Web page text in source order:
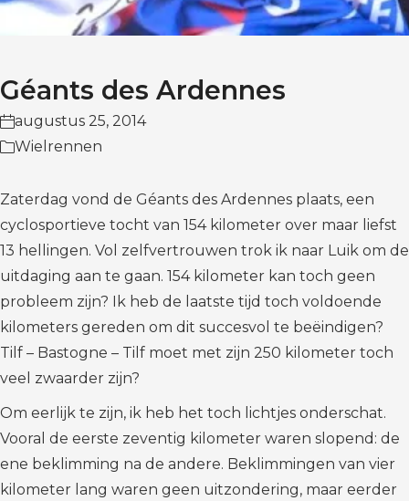
Géants des Ardennes
augustus 25, 2014
Wielrennen
Zaterdag vond de Géants des Ardennes plaats, een
cyclosportieve tocht van 154 kilometer over maar liefst
13 hellingen. Vol zelfvertrouwen trok ik naar Luik om de
uitdaging aan te gaan. 154 kilometer kan toch geen
probleem zijn? Ik heb de laatste tijd toch voldoende
kilometers gereden om dit succesvol te beëindigen?
Tilf – Bastogne – Tilf moet met zijn 250 kilometer toch
veel zwaarder zijn?
Om eerlijk te zijn, ik heb het toch lichtjes onderschat.
Vooral de eerste zeventig kilometer waren slopend: de
ene beklimming na de andere. Beklimmingen van vier
kilometer lang waren geen uitzondering, maar eerder